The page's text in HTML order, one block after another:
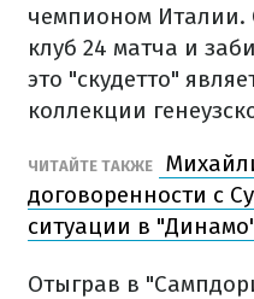
чемпионом Италии.
клуб 24 матча и
это "скудетто"
коллекции
ЧИТАЙТЕ ТАКЖЕ
договоренности с
ситуации в
Отыграв в